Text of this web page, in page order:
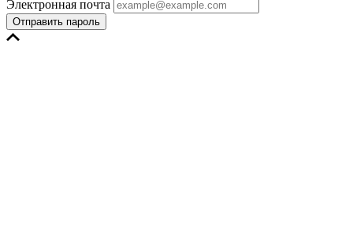
Электронная почта
Отправить пароль